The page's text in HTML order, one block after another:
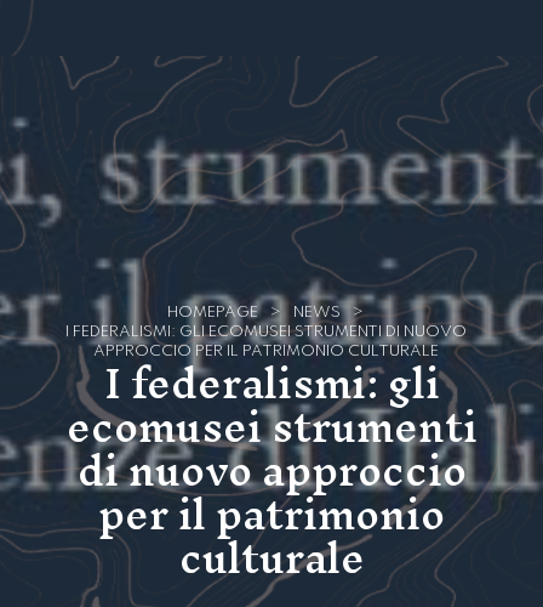
HOMEPAGE > NEWS
>
I FEDERALISMI: GLI ECOMUSEI STRUMENTI DI NUOVO
APPROCCIO PER IL PATRIMONIO CULTURALE
I federalismi: gli
ecomusei strumenti
di nuovo approccio
per il patrimonio
culturale